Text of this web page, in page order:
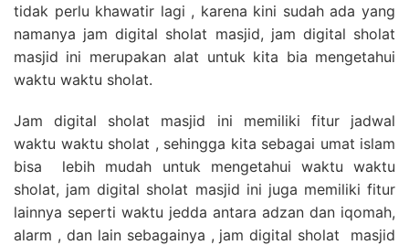
tidak perlu khawatir lagi , karena kini sudah ada yang
namanya jam digital sholat masjid, jam digital sholat
masjid ini merupakan alat untuk kita bia mengetahui
waktu waktu sholat.
Jam digital sholat masjid ini memiliki fitur jadwal
waktu waktu sholat , sehingga kita sebagai umat islam
bisa lebih mudah untuk mengetahui waktu waktu
sholat, jam digital sholat masjid ini juga memiliki fitur
lainnya seperti waktu jedda antara adzan dan iqomah,
alarm , dan lain sebagainya , jam digital sholat masjid